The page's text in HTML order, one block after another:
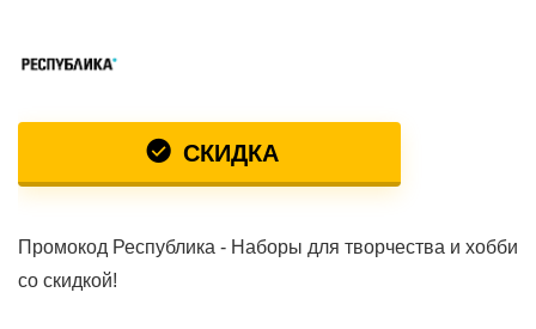
СКИДКА
Промокод Республика - Наборы для творчества и хобби
со скидкой!